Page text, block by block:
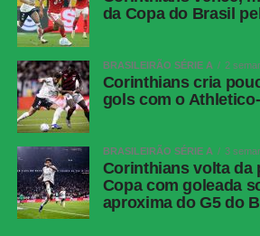
Local:Estádio Inca Garcilaso de la
Fluminense x Independiente
Competição:Copa Libertadores –
Data e horário:11.08 (terça-feira), às
Local:Estádio do Maracanã
FICHA
TÉCNICA
Resultado
Botafogo 1 x 1
da Copa do Brasil
BRASILEIRÃO SÉRIE A 2
Corinthians cria
gols com o
BRASILEIRÃO SÉRIE A 3
Corinthians volta da
Copa com goleada
aproxima do G5 do